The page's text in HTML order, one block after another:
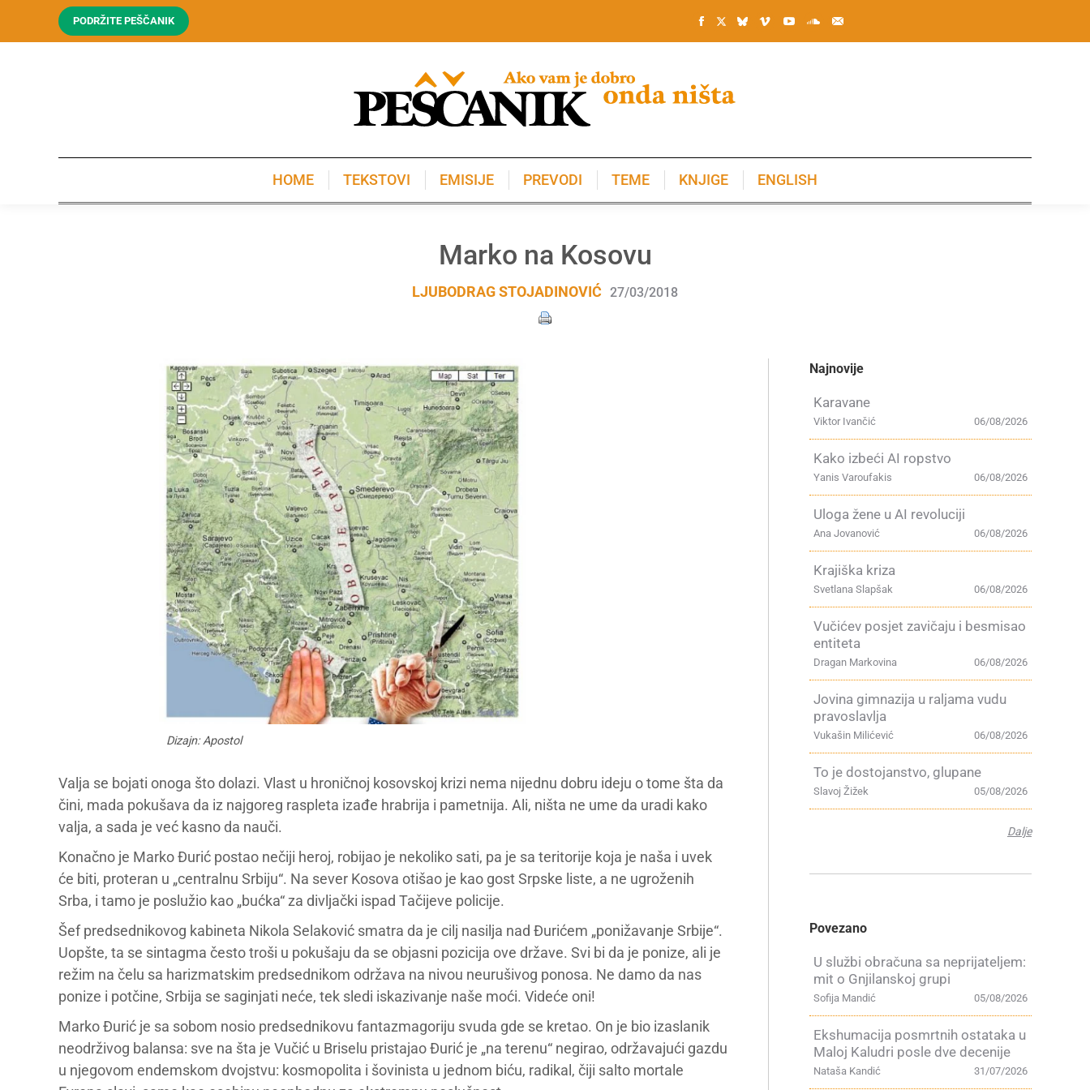
PODRŽITE PEŠČANIK
HOME TEKSTOVI EMISIJE PREVODI TEME KNJIGE ENGLISH
Marko na Kosovu
LJUBODRAG STOJADINOVIĆ 27/03/2018
Dizajn: Apostol
Valja se bojati onoga što dolazi. Vlast u hroničnoj kosovskoj krizi nema nijednu dobru ideju o tome šta da
čini, mada pokušava da iz najgoreg raspleta izađe hrabrija i pametnija. Ali, ništa ne ume da uradi kako
valja, a sada je već kasno da nauči.
Konačno je Marko Đurić postao nečiji heroj, robijao je nekoliko sati, pa je sa teritorije koja je naša i uvek
će biti, proteran u „centralnu Srbiju“. Na sever Kosova otišao je kao gost Srpske liste, a ne ugroženih
Srba, i tamo je poslužio kao „bućka“ za divljački ispad Tačijeve policije.
Šef predsednikovog kabineta Nikola Selaković smatra da je cilj nasilja nad Đurićem „ponižavanje Srbije“.
Uopšte, ta se sintagma često troši u pokušaju da se objasni pozicija ove države. Svi bi da je ponize, ali je
režim na čelu sa harizmatskim predsednikom održava na nivou neurušivog ponosa. Ne damo da nas
ponize i potčine, Srbija se saginjati neće, tek sledi iskazivanje naše moći. Videće oni!
Marko Đurić je sa sobom nosio predsednikovu fantazmagoriju svuda gde se kretao. On je bio izaslanik
neodrživog balansa: sve na šta je Vučić u Briselu pristajao Đurić je „na terenu“ negirao, održavajući gazdu
u njegovom endemskom dvojstvu: kosmopolita i šovinista u jednom biću, radikal, čiji salto mortale
Najnovije
Karavane
06/08/2026
Viktor Ivančić
Kako izbeći AI ropstvo
06/08/2026
Yanis Varoufakis
Uloga žene u AI revoluciji
06/08/2026
Ana Jovanović
Krajiška kriza
06/08/2026
Svetlana Slapšak
Vučićev posjet zavičaju i besmisao
entiteta
06/08/2026
Dragan Markovina
Jovina gimnazija u raljama vudu
pravoslavlja
06/08/2026
Vukašin Milićević
To je dostojanstvo, glupane
05/08/2026
Slavoj Žižek
Dalje
Povezano
U službi obračuna sa neprijateljem:
mit o Gnjilanskoj grupi
05/08/2026
Sofija Mandić
Ekshumacija posmrtnih ostataka u
Maloj Kaludri posle dve decenije
31/07/2026
Nataša Kandić
KNJIGE ENGLISH